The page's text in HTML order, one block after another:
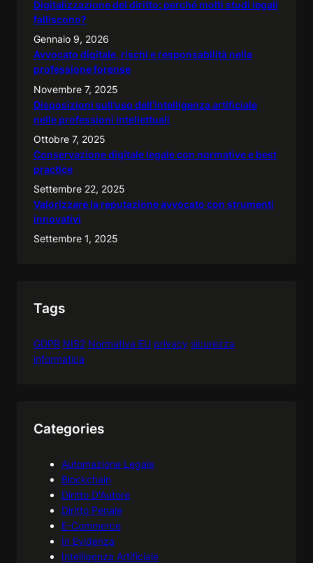
Digitalizzazione del diritto: perché molti studi legali
falliscono?
Gennaio 9, 2026
Avvocato digitale, rischi e responsabilità nella
professione forense
Novembre 7, 2025
Disposizioni sull’uso dell’intelligenza artificiale
nelle professioni intellettuali
Ottobre 7, 2025
Conservazione digitale legale con normative e best
practice
Settembre 22, 2025
Valorizzare la reputazione avvocato con strumenti
innovativi
Settembre 1, 2025
Tags
GDPR NIS2 Normativa EU privacy sicurezza
informatica
Categories
Automazione Legale
Blockchain
Diritto D'Autore
Diritto Penale
E-Commerce
In Evidenza
Intelligenza Artificiale